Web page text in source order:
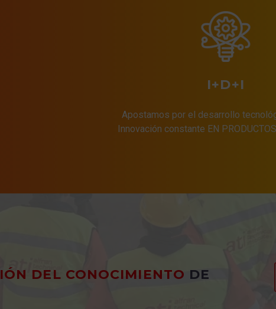
I+D+I
Apostamos por el desarrollo
Innovación constante EN
DEL CONOCIMIENTO DE